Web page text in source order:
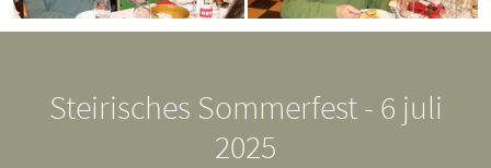
Steirisches Sommerfest - 6 juli
2025